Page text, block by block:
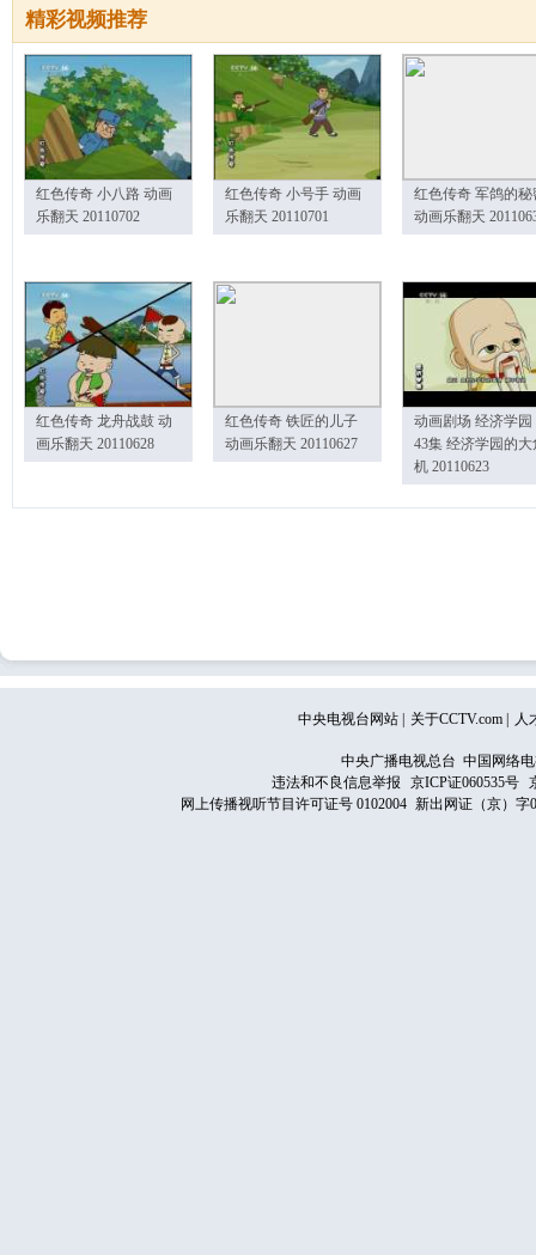
精彩视频推荐
红色传奇 小八路 动画
乐翻天 20110702
红色传奇 小号手 动画
乐翻天 20110701
红色传奇 军鸽的秘
动画乐翻天
红色传奇 龙舟战鼓 动
画乐翻天 20110628
红色传奇 铁匠的儿子
动画乐翻天 20110627
动画剧场 经济学园
43集 经济学园的大
机 20110623
中央电视台网站 关于CCTV.com 人
中央广播电视总台 中国网络
违法和不良信息举报
京ICP证060535号
网上传播视听节目许可证号 0102004 新出网证（京）